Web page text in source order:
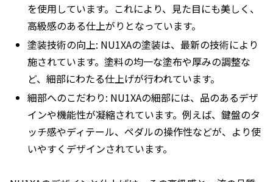
を使用しています。これにより、見た目にも美しく、
高級感のある仕上がりとなっています。
塗装技術の向上: NU1XAの塗装は、最新の技術により
施されています。塗料の均一な塗布や厚みの調整な
ど、細部にわたる仕上げが行われています。
細部へのこだわり: NU1XAの細部には、品のあるデザ
インや機能性が凝縮されています。例えば、鍵盤のタ
ッチ感やディテール、ペダルの操作性などが、より使
いやすくデザインされています。